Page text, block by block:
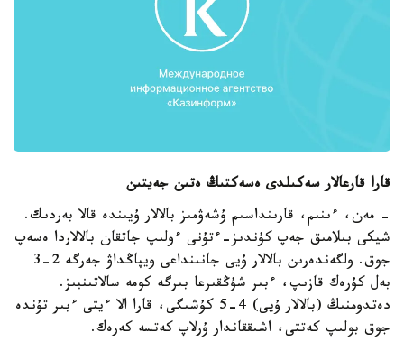
قارا قارعالار سەكىلدى ەسەكتىڭ ەتىن جەيتىن
- مەن، ءىنىم، قارىنداسىم ۇشەۋمىز بالالار ۇيىندە قالا بەردىك.
شيكى بىلامىق جەپ كۇندىز-ءتۇنى ءولىپ جاتقان بالالاردا ەسەپ
جوق. ولگەندەرىن بالالار ۇيى جانىنداعى ويپاڭداۋ جەرگە 2-3
بەل كۇرەك قازىپ، ءبىر شۇڭقىرعا بىرگە كومە سالاتىنبىز.
دەتدومنىڭ (بالالار ۇيى) 4-5 كۇشىگى، قارا الا ءيتى ءبىر تۇندە
جوق بولىپ كەتتى، اشىققاندار ۇرلاپ كەتسە كەرەك.